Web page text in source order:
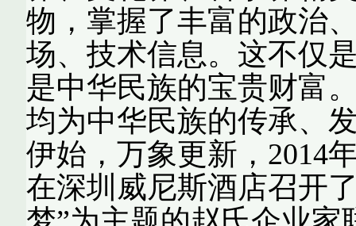
物，掌握了丰富的政治
场、技术信息。这不仅
是中华民族的宝贵财富
均为中华民族的传承、
伊始，万象更新，2014
在深圳威尼斯酒店召开